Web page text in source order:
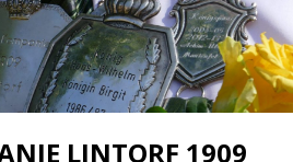
LINTORF 1909